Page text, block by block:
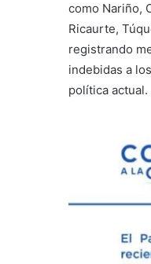
como Nariño,
Ricaurte,
registrando
indebidas a
política actual.